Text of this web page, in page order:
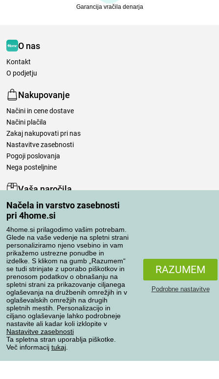
Načela in varstvo zasebnosti
pri 4home.si
4home.si prilagodimo vašim potrebam.
Glede na vaše vedenje na spletni strani
personaliziramo njeno vsebino in vam
prikažemo ustrezne ponudbe in
izdelke. S klikom na gumb „Razumem“
se tudi strinjate z uporabo piškotkov in
prenosom podatkov o obnašanju na
spletni strani za prikazovanje ciljanega
oglaševanja na družbenih omrežjih in v
oglaševalskih omrežjih na drugih
spletnih mestih. Personalizacijo in
ciljano oglaševanje lahko podrobneje
nastavite ali kadar koli izklopite v
Nastavitve zasebnosti
Ta spletna stran uporablja piškotke.
Več informacij tukaj
RAZUMEM
Podrobne nastavitve
Garancija vračila denarja
O nas
Kontakt
O podjetju
Nakupovanje
Načini in cene dostave
Načini plačila
Zakaj nakupovati pri nas
Nastavitve zasebnosti
Pogoji poslovanja
Nega posteljnine
Vaša naročila
Moj račun
Pregled naročil
Reklamacija
Odstop od kupoprodajne pogodbe
Pravila obdelave ocen
Načini prevoza
Načini plačila
Zanesljiva trgovina